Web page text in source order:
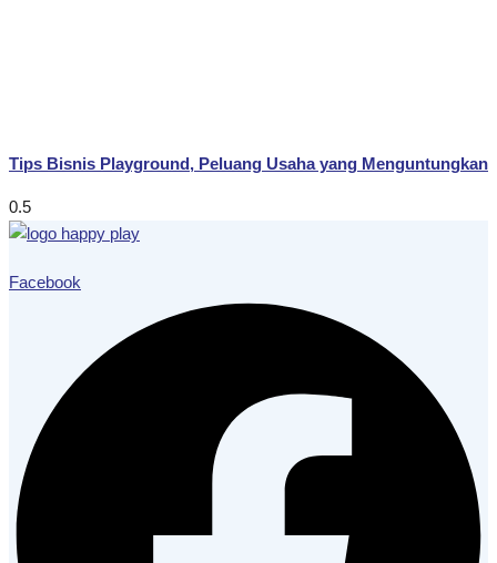
Tips Bisnis Playground, Peluang Usaha yang Menguntungkan
Facebook